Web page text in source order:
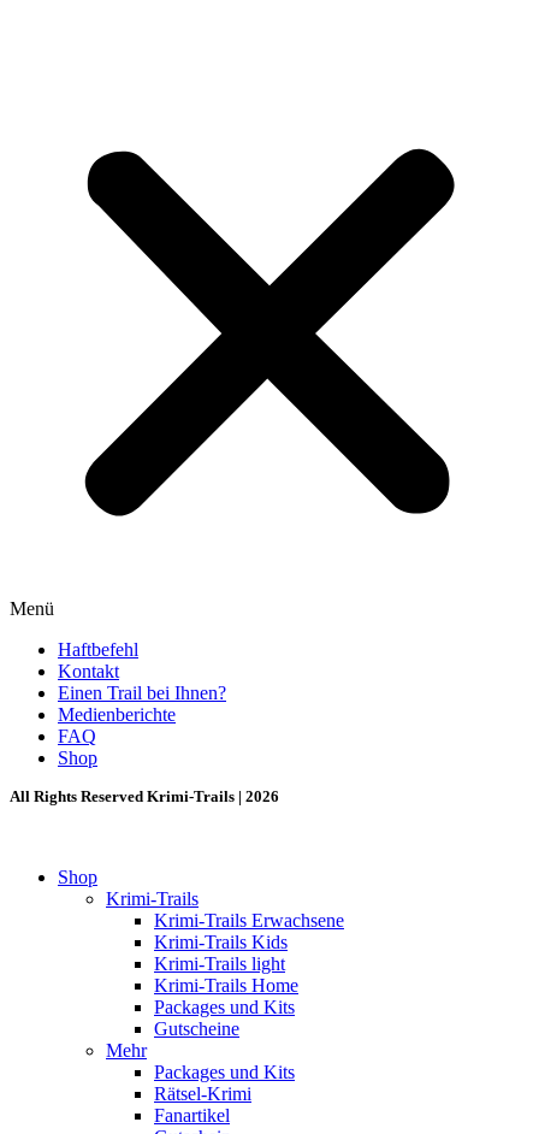
Menü
Haftbefehl
Kontakt
Einen Trail bei Ihnen?
Medienberichte
FAQ
Shop
All Rights Reserved Krimi-Trails | 2026
Shop
Krimi-Trails
Krimi-Trails Erwachsene
Krimi-Trails Kids
Krimi-Trails light
Krimi-Trails Home
Packages und Kits
Gutscheine
Mehr
Packages und Kits
Rätsel-Krimi
Fanartikel